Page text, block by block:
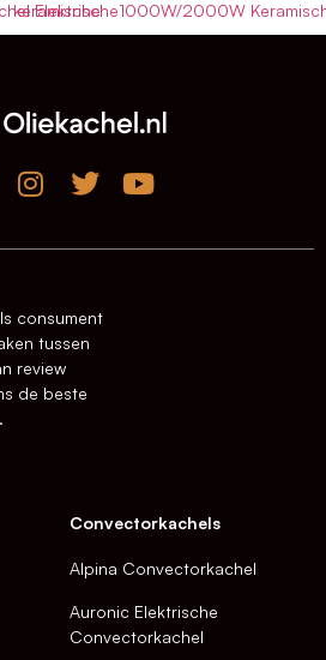
Elektrische
keramische
1000W/2000W
consument
tussen
review
de beste
Convectorkachels
Alpina Convectorkachel
Auronic Elektrische
Convectorkachel